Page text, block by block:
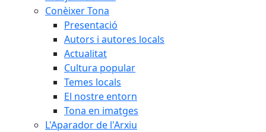
Conèixer Tona
Presentació
Autors i autores locals
Actualitat
Cultura popular
Temes locals
El nostre entorn
Tona en imatges
L'Aparador de l'Arxiu